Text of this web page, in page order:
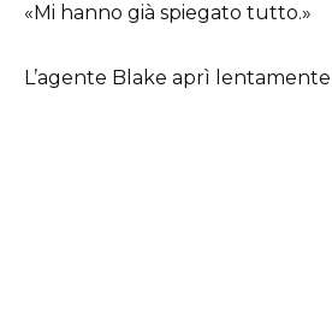
«Mi hanno già spiegato tutto.»
L’agente Blake aprì